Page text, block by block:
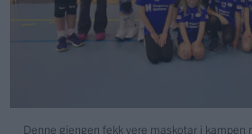
Denne gjengen fekk vere maskotar i kampen